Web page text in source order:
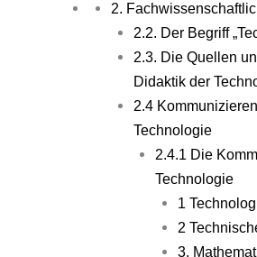
2.
2.2. Der Begriff
2.3. Die Quellen
Didaktik der
2.4
Technologie
2.4.1 Die
Technologie
1
2
3.